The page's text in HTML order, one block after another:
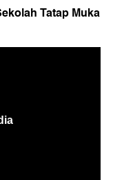
Tatap Muka